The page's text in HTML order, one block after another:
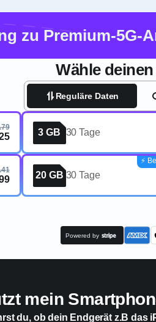
zu Premium-5G-
Wähle
Reguläre Daten
3 GB 30 Tage
20 GB 30 Tage
⚡️
Powered by
mein
du, ob dein Endgerät z.B das